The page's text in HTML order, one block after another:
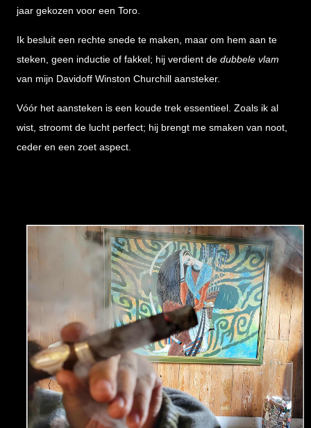
jaar gekozen voor een Toro.
Ik besluit een rechte snede te maken, maar om hem aan te
steken, geen inductie of fakkel; hij verdient de dubbele vlam
van mijn Davidoff Winston Churchill aansteker.
Vóór het aansteken is een koude trek essentieel. Zoals ik al
wist, stroomt de lucht perfect; hij brengt me smaken van noot,
ceder en een zoet aspect.